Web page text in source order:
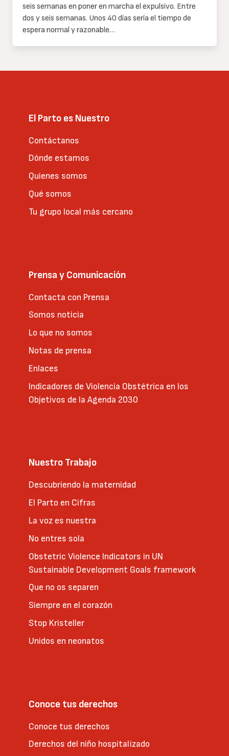
seis semanas en poner en marcha el expulsivo. Entre
dos y seis semanas. Unos 40 días sería el tiempo de
espera normal y razonable…
El Parto es Nuestro
Contáctanos
Dónde estamos
Quienes somos
Qué somos
Tu grupo local más cercano
Prensa y Comunicación
Contacta con Prensa
Somos noticia
Lo que no somos
Notas de prensa
Enlaces
Indicadores de Violencia Obstétrica en los
Objetivos de la Agenda 2030
Nuestro Trabajo
Descubriendo la maternidad
El Parto en Cifras
La voz es nuestra
No entres sola
Obstetric Violence Indicators in UN
Sustainable Development Goals framework
Que no os separen
Siempre en el corazón
Stop Kristeller
Unidos en neonatos
Conoce tus derechos
Conoce tus derechos
Derechos del niño hospitalizado